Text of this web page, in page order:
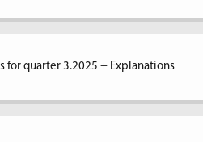
for quarter 3.2025 + Explanations